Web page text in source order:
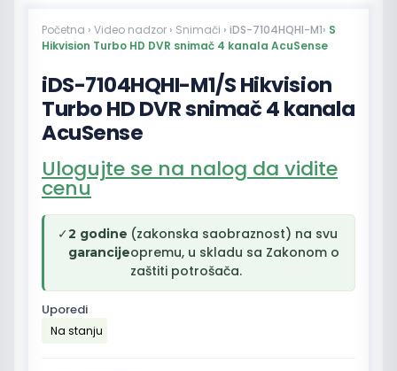
Početna › Video nadzor › Snimači › iDS-7104HQHI-M1› S
Hikvision Turbo HD DVR snimač 4 kanala AcuSense
iDS-7104HQHI-M1/S Hikvision
Turbo HD DVR snimač 4 kanala
AcuSense
Ulogujte se na nalog da vidite
cenu
✓2 godine
garancije
(zakonska saobraznost) na svu
opremu, u skladu sa Zakonom o
zaštiti potrošača.
Uporedi
Na stanju